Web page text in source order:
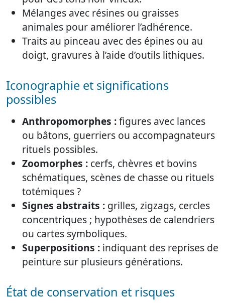
Mélanges avec résines ou graisses
animales pour améliorer l’adhérence.
Traits au pinceau avec des épines ou au
doigt, gravures à l’aide d’outils lithiques.
Iconographie et significations
possibles
Anthropomorphes :figures avec lances
ou bâtons, guerriers ou accompagnateurs
rituels possibles.
Zoomorphes : cerfs, chèvres et bovins
schématiques, scènes de chasse ou rituels
totémiques ?
Signes abstraits : grilles, zigzags, cercles
concentriques ; hypothèses de calendriers
ou cartes symboliques.
Superpositions : indiquant des reprises de
peinture sur plusieurs générations.
État de conservation et risques